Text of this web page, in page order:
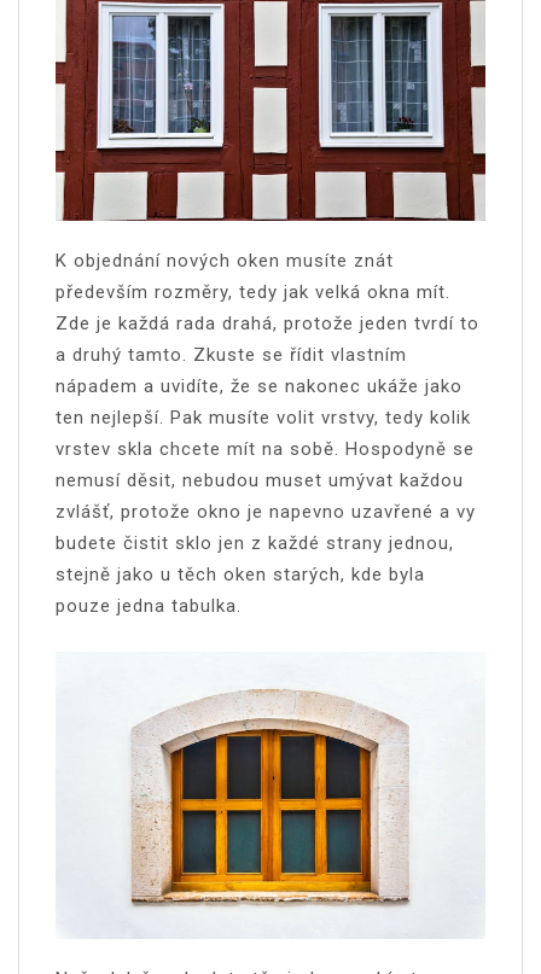
K objednání nových oken musíte znát
především rozměry, tedy jak velká okna mít.
Zde je každá rada drahá, protože jeden tvrdí to
a druhý tamto. Zkuste se řídit vlastním
nápadem a uvidíte, že se nakonec ukáže jako
ten nejlepší. Pak musíte volit vrstvy, tedy kolik
vrstev skla chcete mít na sobě. Hospodyně se
nemusí děsit, nebudou muset umývat každou
zvlášť, protože okno je napevno uzavřené a vy
budete čistit sklo jen z každé strany jednou,
stejně jako u těch oken starých, kde byla
pouze jedna tabulka.